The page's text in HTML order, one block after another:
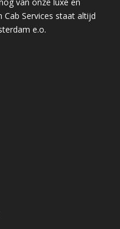
Services staat altijd
e.o.